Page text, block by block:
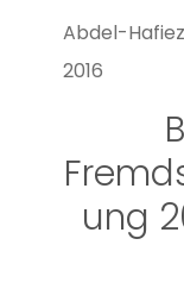
Abdel-
2016
ung